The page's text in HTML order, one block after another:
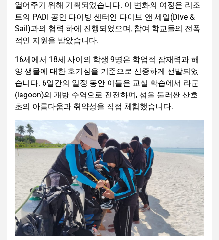
열어주기 위해 기획되었습니다. 이 변화의 여정은 리조
트의 PADI 공인 다이빙 센터인 다이브 앤 세일(Dive &
Sail)과의 협력 하에 진행되었으며, 참여 학교들의 전폭
적인 지원을 받았습니다.
16세에서 18세 사이의 학생 9명은 학업적 잠재력과 해
양 생물에 대한 호기심을 기준으로 신중하게 선발되었
습니다. 6일간의 일정 동안 이들은 교실 학습에서 라군
(lagoon)의 개방 수역으로 진전하며, 섬을 둘러싼 산호
초의 아름다움과 취약성을 직접 체험했습니다.